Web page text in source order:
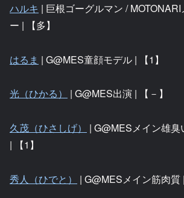
ハルキ | 巨根ゴーグルマン /
ー | 【多】
はるま | G@MES童顔モデル | 【1】
光（ひかる） | G@MES出演 | 【－】
久茂（ひさしげ）
| G@MESメイン雄
| 【1】
秀人（ひでと） | G@MESメイン筋肉質 |